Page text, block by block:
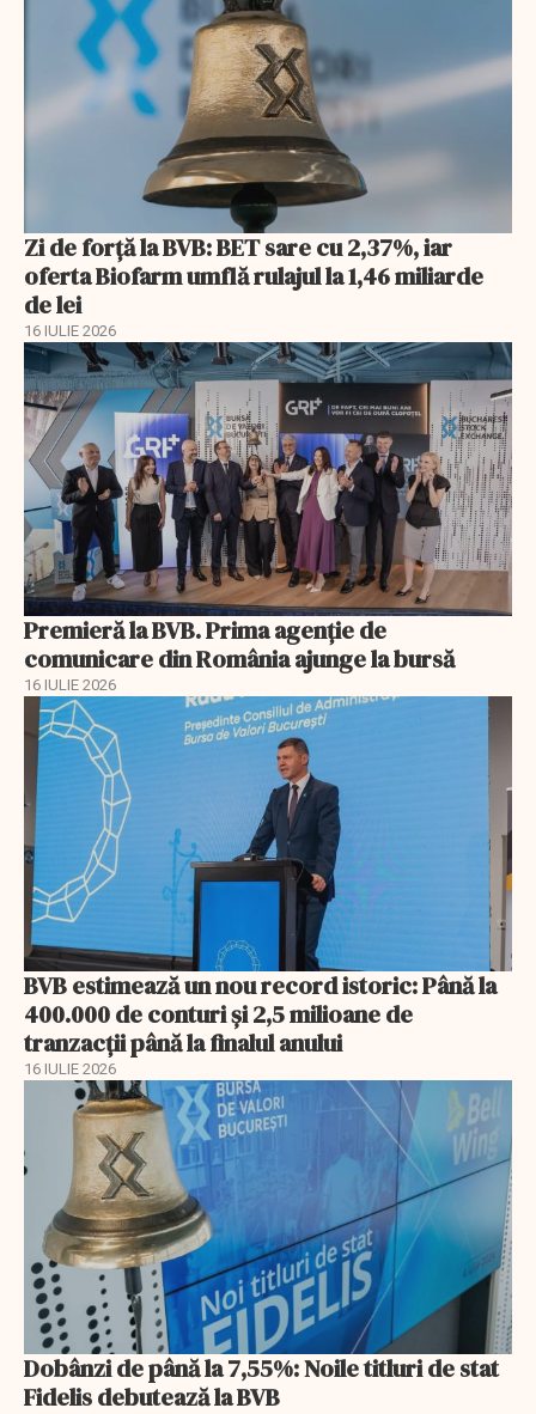
Zi de forță la BVB: BET sare cu 2,37%, iar
oferta Biofarm umflă rulajul la 1,46 miliarde
de lei
16 IULIE 2026
Premieră la BVB. Prima agenție de
comunicare din România ajunge la bursă
16 IULIE 2026
BVB estimează un nou record istoric: Până la
400.000 de conturi și 2,5 milioane de
tranzacții până la finalul anului
16 IULIE 2026
Dobânzi de până la 7,55%: Noile titluri de stat
Fidelis debutează la BVB